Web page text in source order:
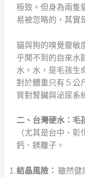
極致。但身為兩隻
易被忽略的，其實
貓與狗的嗅覺靈敏
乎聞不到的自來水
水。水，是毛孩生
對於體重只有 5 公
質對腎臟與泌尿系
二、台灣硬水：毛
（尤其是台中、
鈣、鎂離子。
結晶風險： 雖然健